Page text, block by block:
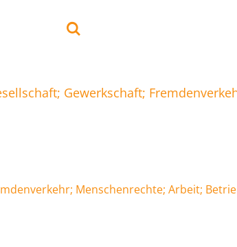
Gewerkschaft;
Menschenrechte; Arbeit;